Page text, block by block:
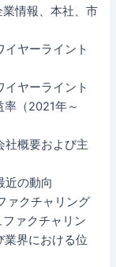
情報、本社、市
ヤーライント
ヤーライント
（2021年～
社概要および主
近の動向
ァクチャリング
ァクチャリン
業界における位